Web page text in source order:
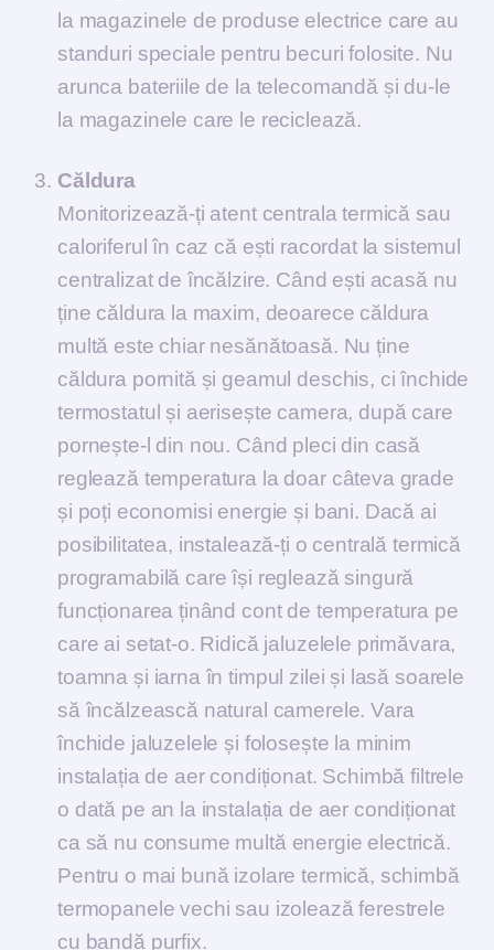
la magazinele de produse electrice care au
standuri speciale pentru becuri folosite. Nu
arunca bateriile de la telecomandă și du-le
la magazinele care le reciclează.
Căldura
Monitorizează-ți atent centrala termică sau
caloriferul în caz că ești racordat la sistemul
centralizat de încălzire. Când ești acasă nu
ține căldura la maxim, deoarece căldura
multă este chiar nesănătoasă. Nu ține
căldura pornită și geamul deschis, ci închide
termostatul și aerisește camera, după care
pornește-l din nou. Când pleci din casă
reglează temperatura la doar câteva grade
și poți economisi energie și bani. Dacă ai
posibilitatea, instalează-ți o centrală termică
programabilă care își reglează singură
funcționarea ținând cont de temperatura pe
care ai setat-o. Ridică jaluzelele primăvara,
toamna și iarna în timpul zilei și lasă soarele
să încălzească natural camerele. Vara
închide jaluzelele și folosește la minim
instalația de aer condiționat. Schimbă filtrele
o dată pe an la instalația de aer condiționat
ca să nu consume multă energie electrică.
Pentru o mai bună izolare termică, schimbă
termopanele vechi sau izolează ferestrele
cu bandă purfix.